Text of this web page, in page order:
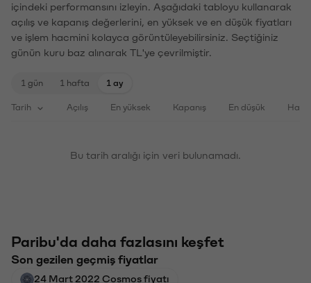
içindeki performansını izleyin. Aşağıdaki tabloyu kullanarak
açılış ve kapanış değerlerini, en yüksek ve en düşük fiyatları
ve işlem hacmini kolayca görüntüleyebilirsiniz. Seçtiğiniz
günün kuru baz alınarak TL'ye çevrilmiştir.
1 gün 1 hafta 1 ay
Tarih Açılış En yüksek Kapanış En düşük
Bu tarih aralığı için veri bulunamadı.
Paribu'da daha fazlasını keşfet
Son gezilen geçmiş fiyatlar
24 Mart 2022 Cosmos fiyatı